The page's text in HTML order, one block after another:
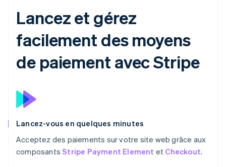
Lancez et gérez
facilement des moyens
de paiement avec Stripe
Lancez-vous en quelques minutes
Acceptez des paiements sur votre site web grâce aux
composantsStripe Payment Element et Checkout.